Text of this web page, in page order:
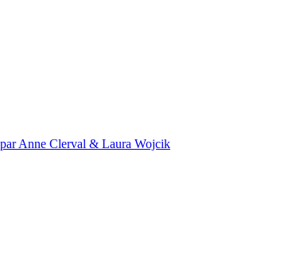
par Anne Clerval & Laura Wojcik